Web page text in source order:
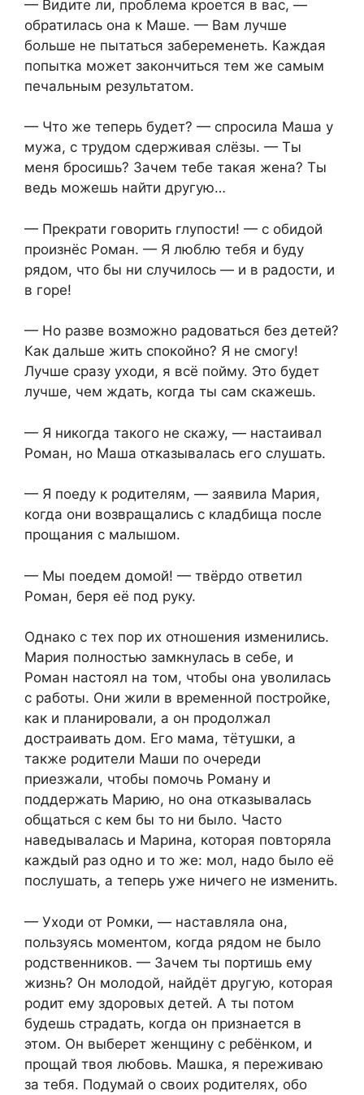
— Видите ли, проблема кроется в вас, —
обратилась она к Маше. — Вам лучше
больше не пытаться забеременеть. Каждая
попытка может закончиться тем же самым
печальным результатом.
— Что же теперь будет? — спросила Маша у
мужа, с трудом сдерживая слёзы. — Ты
меня бросишь? Зачем тебе такая жена? Ты
ведь можешь найти другую…
— Прекрати говорить глупости! — с обидой
произнёс Роман. — Я люблю тебя и буду
рядом, что бы ни случилось — и в радости, и
в горе!
— Но разве возможно радоваться без детей?
Как дальше жить спокойно? Я не смогу!
Лучше сразу уходи, я всё пойму. Это будет
лучше, чем ждать, когда ты сам скажешь.
— Я никогда такого не скажу, — настаивал
Роман, но Маша отказывалась его слушать.
— Я поеду к родителям, — заявила Мария,
когда они возвращались с кладбища после
прощания с малышом.
— Мы поедем домой! — твёрдо ответил
Роман, беря её под руку.
Однако с тех пор их отношения изменились.
Мария полностью замкнулась в себе, и
Роман настоял на том, чтобы она уволилась
с работы. Они жили в временной постройке,
как и планировали, а он продолжал
достраивать дом. Его мама, тётушки, а
также родители Маши по очереди
приезжали, чтобы помочь Роману и
поддержать Марию, но она отказывалась
общаться с кем бы то ни было. Часто
наведывалась и Марина, которая повторяла
каждый раз одно и то же: мол, надо было её
послушать, а теперь уже ничего не изменить.
— Уходи от Ромки, — наставляла она,
пользуясь моментом, когда рядом не было
родственников. — Зачем ты портишь ему
жизнь? Он молодой, найдёт другую, которая
родит ему здоровых детей. А ты потом
будешь страдать, когда он признается в
этом. Он выберет женщину с ребёнком, и
прощай твоя любовь. Машка, я переживаю
за тебя. Подумай о своих родителях, обо